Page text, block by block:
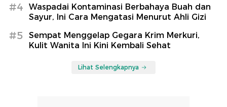
#4
Waspadai Kontaminasi Berbahaya Buah dan
Sayur, Ini Cara Mengatasi Menurut Ahli Gizi
#5
Sempat Menggelap Gegara Krim Merkuri,
Kulit Wanita Ini Kini Kembali Sehat
Lihat Selengkapnya